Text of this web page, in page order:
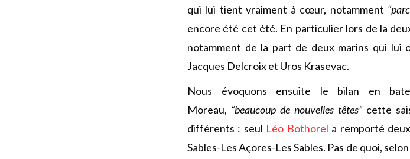
qui lui tient vraiment à cœur, notamment
encore été cet été. En particulier lors de la
notamment de la part de deux marins qui
Jacques Delcroix et Uros Krasevac.
Nous évoquons ensuite le bilan en
Moreau, “beaucoup de nouvelles têtes”cette
différents : seul Léo Bothorel a remporté
Sables-Les Açores-Les Sables. Pas de quoi,